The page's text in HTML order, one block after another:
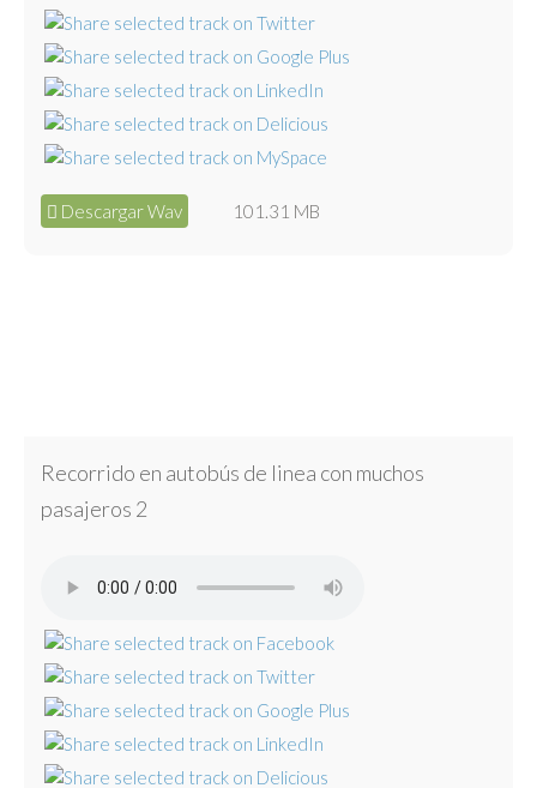
Descargar Wav 101.31 MB
Recorrido en autobús de linea con muchos
pasajeros 2